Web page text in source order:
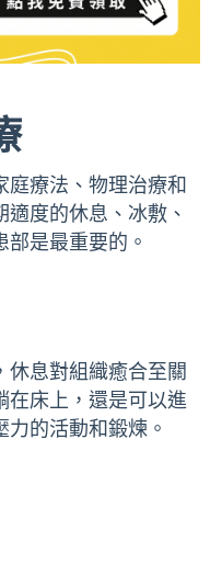
庭療法、物理治療和
度的休息、冰敷、
是最重要的。
休息對組織癒合至關
在床上，還是可以進
的活動和鍛煉。